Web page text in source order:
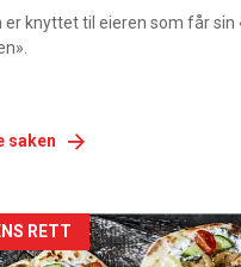
er knyttet til eieren som får sin
saken
RETT